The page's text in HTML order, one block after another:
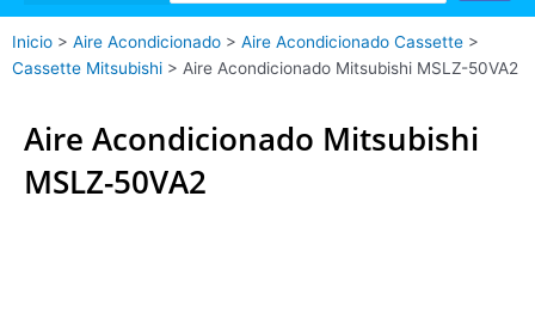
Inicio > Aire Acondicionado > Aire Acondicionado Cassette >
Cassette Mitsubishi > Aire Acondicionado Mitsubishi MSLZ-50VA2
Aire Acondicionado Mitsubishi
MSLZ-50VA2